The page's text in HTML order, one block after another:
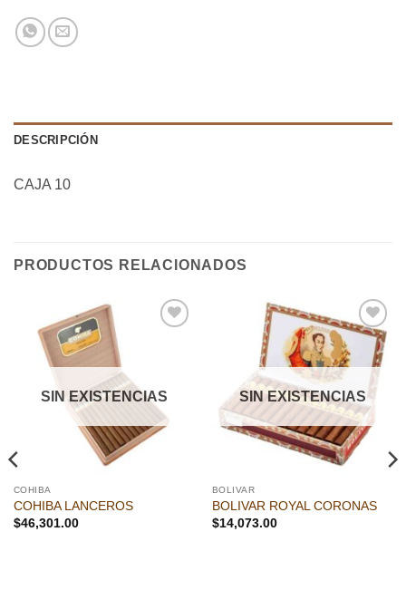
DESCRIPCIÓN
CAJA 10
PRODUCTOS RELACIONADOS
SIN EXISTENCIAS
COHIBA
COHIBA LANCEROS
$46,301.00
Añadir
a la
lista de
deseos
SIN EXISTENCIAS
BOLIVAR
BOLIVAR ROYAL CORONAS
$14,073.00